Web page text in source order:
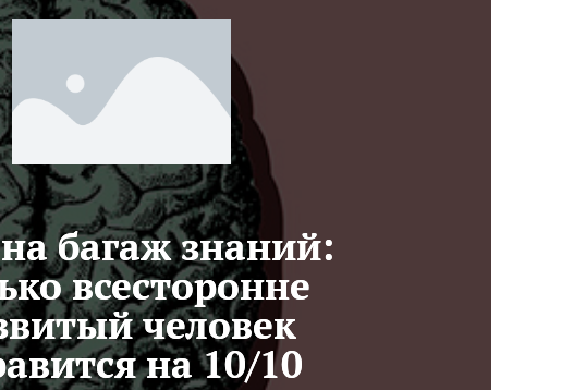
багаж знаний:
всесторонне
человек
на 10/10